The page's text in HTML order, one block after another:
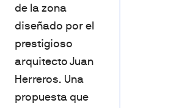
de la zona
diseñado por el
prestigioso
arquitecto Juan
Herreros. Una
propuesta que